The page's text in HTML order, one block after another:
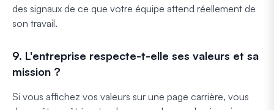
des signaux de ce que votre équipe attend réellement de
son travail.
9. L'entreprise respecte-t-elle ses valeurs et sa
mission ?
Si vous affichez vos valeurs sur une page carrière, vous